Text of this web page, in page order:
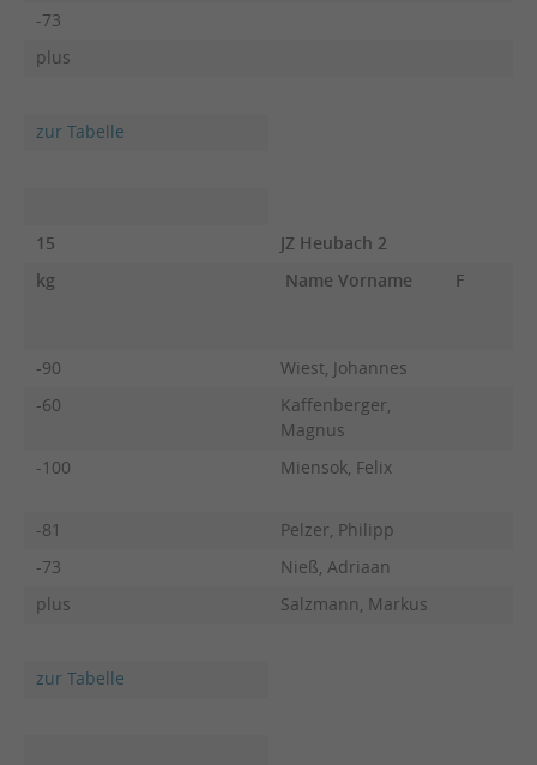
-73
plus
zur Tabelle
15
JZ Heubach 2
kg
Name Vorname F
-90
Wiest, Johannes
-60
Kaffenberger,
Magnus
-100
Miensok, Felix
-81
Pelzer, Philipp
-73
Nieß, Adriaan
plus
Salzmann, Markus
zur Tabelle